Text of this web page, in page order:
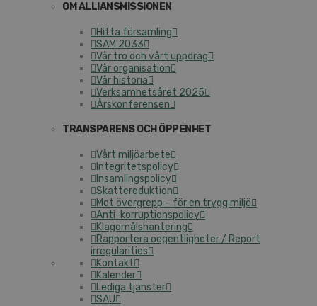
OM ALLIANSMISSIONEN
Hitta församling
SAM 2033
Vår tro och vårt uppdrag
Vår organisation
Vår historia
Verksamhetsåret 2025
Årskonferensen
TRANSPARENS OCH ÖPPENHET
Vårt miljöarbete
Integritetspolicy
Insamlingspolicy
Skattereduktion
Mot övergrepp – för en trygg miljö
Anti-korruptionspolicy
Klagomålshantering
Rapportera oegentligheter / Report
irregularities
Kontakt
Kalender
Lediga tjänster
SAU